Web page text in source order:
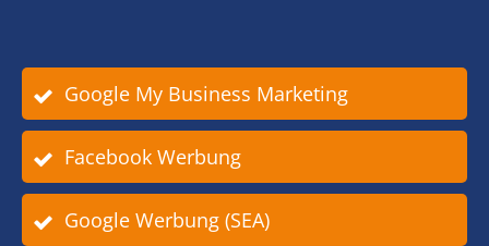
Google My Business Marketing
Facebook Werbung
Google Werbung (SEA)